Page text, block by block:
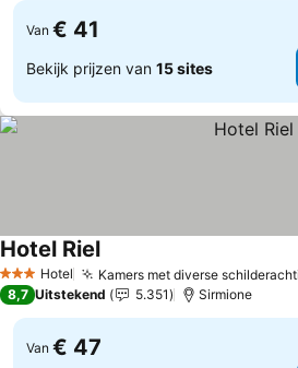
Van € 41
Bekijk prijzen van 15 sites
3 SterrenHotel Kamers met diverse
Hotel Riel
8,7 Uitstekend 5.351 Sirmione
Van € 47